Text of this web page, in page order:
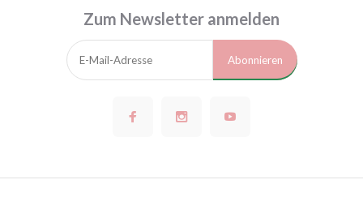
Zum Newsletter anmelden
Abonnieren